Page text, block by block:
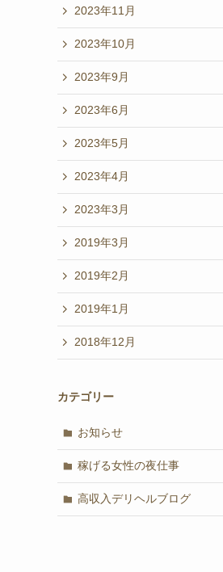
2023年11月
2023年10月
2023年9月
2023年6月
2023年5月
2023年4月
2023年3月
2019年3月
2019年2月
2019年1月
2018年12月
カテゴリー
お知らせ
稼げる女性の夜仕事
高収入デリヘルブログ